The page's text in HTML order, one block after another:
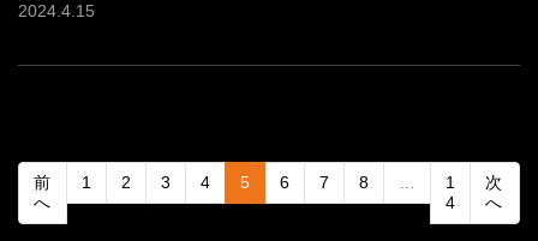
2024 4 15
前
へ
1 2 3 4 5(current)
6 7 8
1
4
次
へ